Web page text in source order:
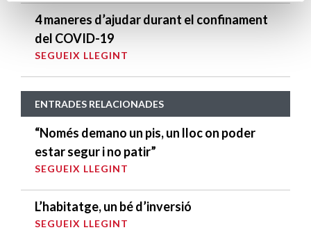
4 maneres d’ajudar durant el confinament
del COVID-19
SEGUEIX LLEGINT
ENTRADES RELACIONADES
“Només demano un pis, un lloc on poder
estar segur i no patir”
SEGUEIX LLEGINT
L’habitatge, un bé d’inversió
SEGUEIX LLEGINT